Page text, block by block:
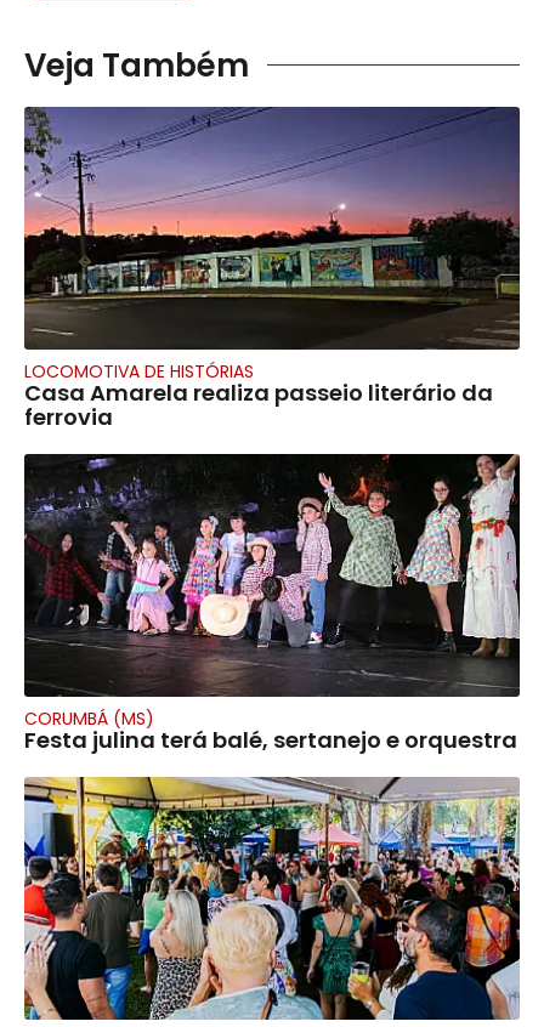
Veja Também
LOCOMOTIVA DE HISTÓRIAS
Casa Amarela realiza passeio literário da
ferrovia
CORUMBÁ (MS)
Festa julina terá balé, sertanejo e orquestra